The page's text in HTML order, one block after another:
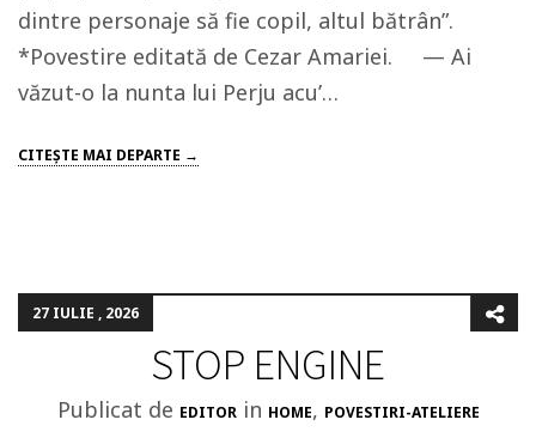
dintre personaje să fie copil, altul bătrân”.
*Povestire editată de Cezar Amariei. — Ai
văzut-o la nunta lui Perju acu’…
CITEŞTE MAI DEPARTE →
27 IULIE , 2026
STOP ENGINE
Publicat de EDITOR in HOME, POVESTIRI-ATELIERE